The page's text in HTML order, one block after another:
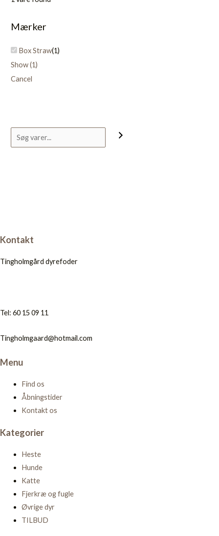
Mærker
Box Straw(1)
Show(1)
Cancel
Kontakt
Tingholmgård dyrefoder
Tel: 60 15 09 11
Tingholmgaard@hotmail.com
Menu
Find os
Åbningstider
Kontakt os
Kategorier
Heste
Hunde
Katte
Fjerkræ og fugle
Øvrige dyr
TILBUD